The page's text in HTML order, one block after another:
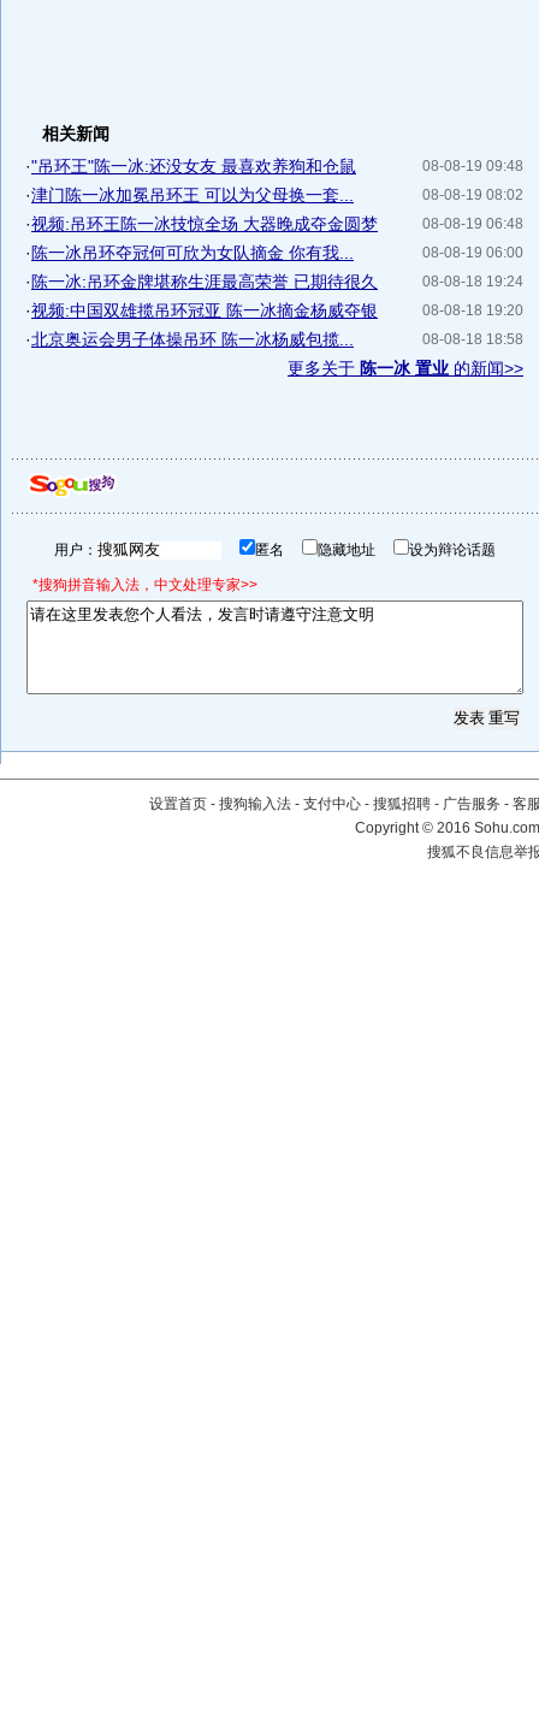
相关新闻
08-08-19 09:48
·"吊环王"陈一冰:还没女友 最喜欢养狗和仓鼠
08-08-19 08:02
·津门陈一冰加冕吊环王 可以为父母换一套...
08-08-19 06:48
·视频:吊环王陈一冰技惊全场 大器晚成夺金圆梦
08-08-19 06:00
· 陈一冰吊环夺冠何可欣为女队摘金 你有我...
08-08-18 19:24
· 陈一冰:吊环金牌堪称生涯最高荣誉 已期待很久
08-08-18 19:20
·视频:中国双雄揽吊环冠亚 陈一冰摘金杨威夺银
08-08-18 18:58
·北京奥运会男子体操吊环 陈一冰杨威包揽...
更多关于 陈一冰 置业 的新闻>>
用户： 匿名 隐藏地址 设为辩论话题
*搜狗拼音输入法，中文处理专家>>
设置首页 - 搜狗输入法 - 支付中心 - 搜狐招聘 - 广告服务 - 客
Copyright©2016
搜狐不良信息举